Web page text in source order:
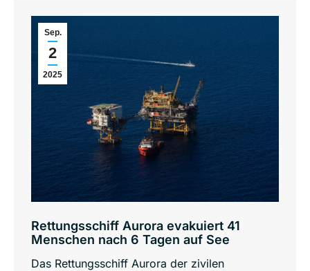
Sep.
2
2025
Rettungsschiff Aurora evakuiert 41
Menschen nach 6 Tagen auf See
Das Rettungsschiff Aurora der zivilen